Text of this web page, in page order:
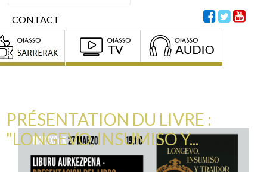
CONTACT
PRÉSENTATION DU LIVRE :
"LONGEVO, INSUMISO Y...